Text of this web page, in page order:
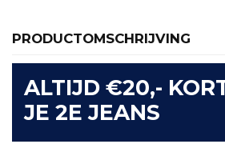
PRODUCTOMSCHRIJVING
ALTIJD €20,-
JE 2E JEANS